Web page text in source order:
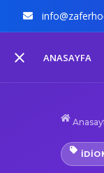
ANASAYFA